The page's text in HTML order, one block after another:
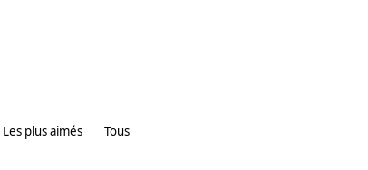
Les plus aimés Tous